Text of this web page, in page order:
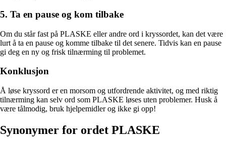
5. Ta en pause og kom tilbake
Om du står fast på PLASKE eller andre ord i kryssordet, kan det være
lurt å ta en pause og komme tilbake til det senere. Tidvis kan en pause
gi deg en ny og frisk tilnærming til problemet.
Konklusjon
Å løse kryssord er en morsom og utfordrende aktivitet, og med riktig
tilnærming kan selv ord som PLASKE løses uten problemer. Husk å
være tålmodig, bruk hjelpemidler og ikke gi opp!
Synonymer for ordet PLASKE